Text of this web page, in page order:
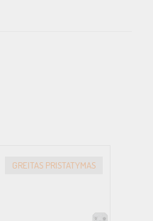
GREITAS PRISTATYMAS